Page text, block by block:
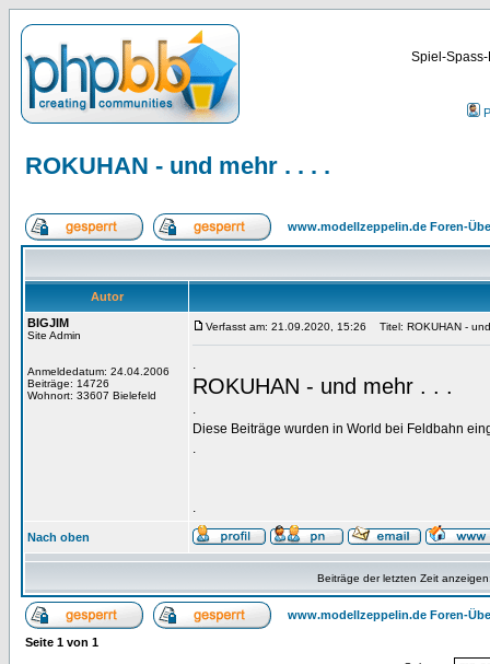
Spiel-
ROKUHAN - und mehr . . . .
www.modellzeppelin.de Foren-
Autor
BIGJIM
Site Admin
Anmeldedatum: 24.04.2006
Beiträge: 14726
Wohnort: 33607 Bielefeld
Verfasst am: 21.09.2020, 15:26 Titel: ROKUHAN -
.
ROKUHAN - und mehr . . .
.
Diese Beiträge wurden in World bei Feldbahn
.
.
Nach oben
Beiträge der letzten Zeit
www.modellzeppelin.de Foren-
Seite 1 von 1